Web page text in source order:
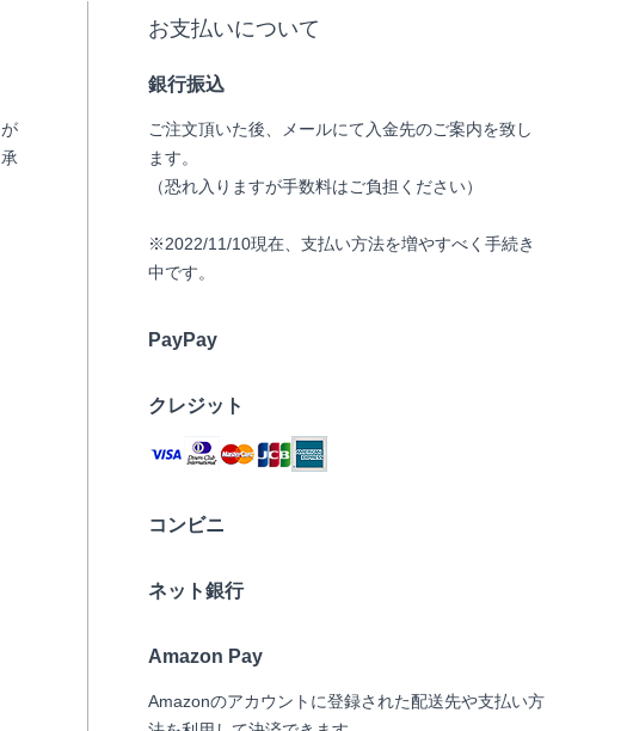
お支払いについて
銀行振込
ご注文頂いた後、メールにて入金先のご案内を致し
ます。
（恐れ入りますが手数料はご負担ください）
※2022/11/10現在、支払い方法を増やすべく手続き
中です。
PayPay
クレジット
コンビニ
ネット銀行
Amazon Pay
Amazonのアカウントに登録された配送先や支払い方